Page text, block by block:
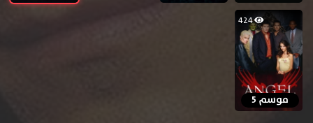
424
موسم 5